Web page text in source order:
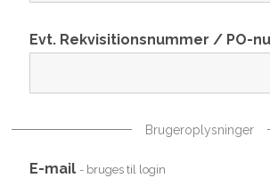
Evt. Rekvisitionsnummer / PO-
Brugeroplysninger
E-mail - bruges til login